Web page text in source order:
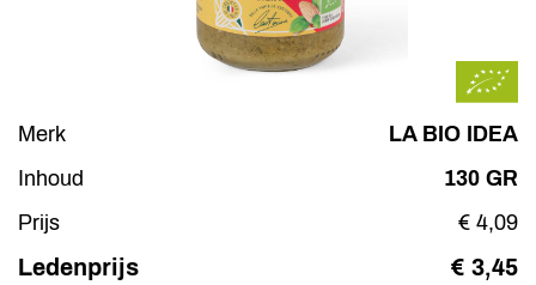
Merk
LA BIO IDEA
Inhoud
130 GR
Prijs
€ 4,09
Ledenprijs € 3,45